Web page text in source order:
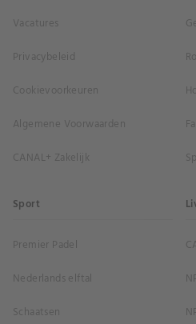
Vacatures
Privacybeleid
Cookievoorkeuren
Algemene Voorwaarden
CANAL+ Zakelijk
Sport
Premier Padel
Nederlands elftal
Schaatsen